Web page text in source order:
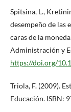
Spitsina, L.,
desempeño de las
caras de la
Administración y
https://doi.org/
Triola, F. (2009).
Educación. ISBN: